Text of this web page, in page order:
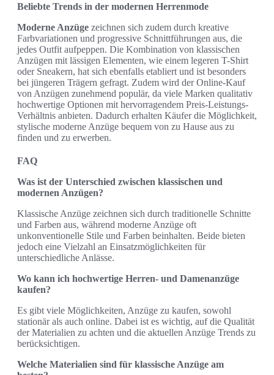
Beliebte Trends in der modernen Herrenmode
Moderne Anzüge zeichnen sich zudem durch kreative
Farbvariationen und progressive Schnittführungen aus, die
jedes Outfit aufpeppen. Die Kombination von klassischen
Anzügen mit lässigen Elementen, wie einem legeren T-Shirt
oder Sneakern, hat sich ebenfalls etabliert und ist besonders
bei jüngeren Trägern gefragt. Zudem wird der Online-Kauf
von Anzügen zunehmend populär, da viele Marken qualitativ
hochwertige Optionen mit hervorragendem Preis-Leistungs-
Verhältnis anbieten. Dadurch erhalten Käufer die Möglichkeit,
stylische moderne Anzüge bequem von zu Hause aus zu
finden und zu erwerben.
FAQ
Was ist der Unterschied zwischen klassischen und
modernen Anzügen?
Klassische Anzüge zeichnen sich durch traditionelle Schnitte
und Farben aus, während moderne Anzüge oft
unkonventionelle Stile und Farben beinhalten. Beide bieten
jedoch eine Vielzahl an Einsatzmöglichkeiten für
unterschiedliche Anlässe.
Wo kann ich hochwertige Herren- und Damenanzüge
kaufen?
Es gibt viele Möglichkeiten, Anzüge zu kaufen, sowohl
stationär als auch online. Dabei ist es wichtig, auf die Qualität
der Materialien zu achten und die aktuellen Anzüge Trends zu
berücksichtigen.
Welche Materialien sind für klassische Anzüge am